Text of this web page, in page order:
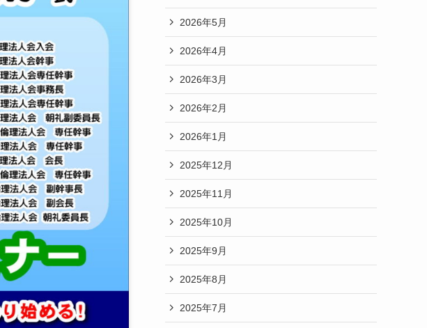
2026年5月
2026年4月
2026年3月
2026年2月
2026年1月
2025年12月
2025年11月
2025年10月
2025年9月
2025年8月
2025年7月